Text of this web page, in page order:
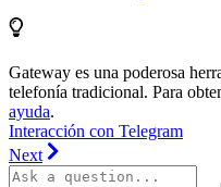
Gateway es una poderosa
telefonía tradicional. Para
ayuda.
Interacción con Telegram
Next